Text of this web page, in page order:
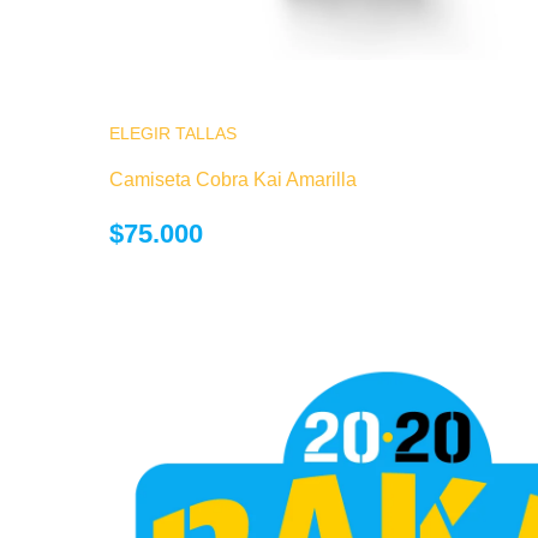
ELEGIR TALLAS
producto
Camiseta Cobra Kai Amarilla
$75.000